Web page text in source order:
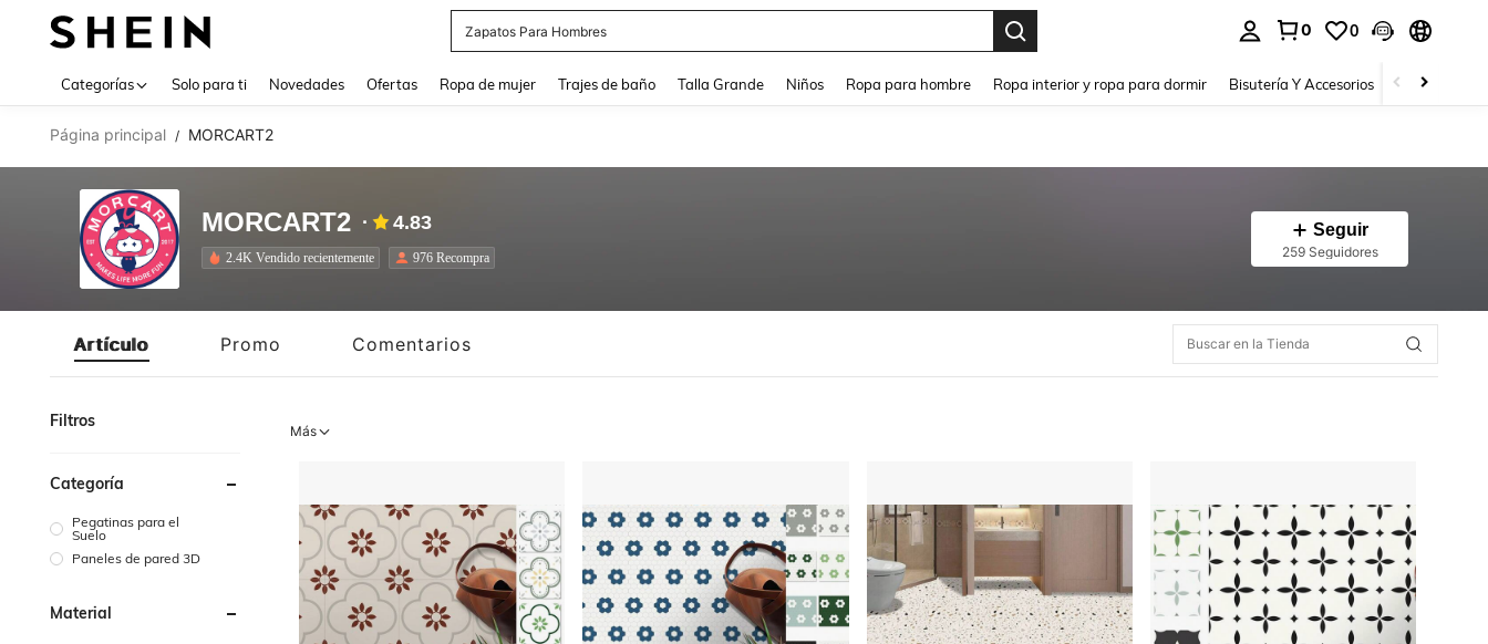
Zapatos Blancos
0 0
Categorías Solo para ti Novedades Ofertas Ropa de mujer Trajes de baño Talla Grande Niños Ropa para hombre Ropa interior y ropa para dormir Bisutería Y Accesorios Zapatos
Página principal / MORCART2
MORCART2 4.83
2.4K Vendido recientemente 976 Recompra
Seguir
259 Seguidores
Artículo Promo Comentarios
Filtros
Categoría
Pegatinas para el
Suelo
Paneles de pared 3D
Material
Más